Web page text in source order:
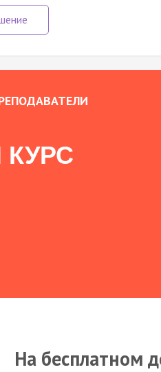
На бесплатном